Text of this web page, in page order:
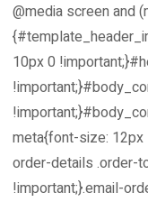
@media screen and
10px 0
meta{font-size: 12px
order-details .order-
!important;}.email-